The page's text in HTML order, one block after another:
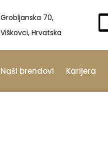
Grobljanska 70,
Viškovci, Hrvatska
Naši brendovi Karijera